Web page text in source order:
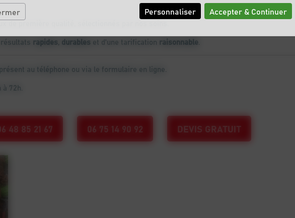
Accepter & Continuer
Personnaliser
première qualité, sélectionnés par nos soins.
rapides, durables et d'une tarification raisonnable.
au téléphone ou via le formulaire en ligne.
72h.
48 85 21 67 06 75 14 90 92 DEVIS GRATUIT